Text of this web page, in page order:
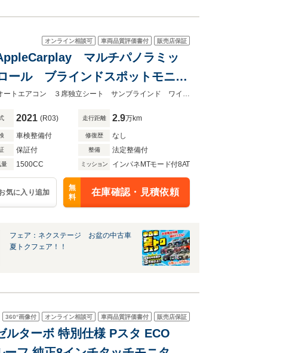
オンライン相談可 車両品質評価書付 販売店保証
マルチパノラミッ
ール ブラインドスポットモニタ
正16インチブラック塗装アルミ
★ネクステージ夏トクフェア開催！８月８～１６日まで★デュアルオートエアコン ３席独立シート サンブラインド ワイヤレスチャージング Ｂｌｕｅｔｏｏｔｈ
2021 (R03) 走行距離 2.9万km
車検整備付 修復歴 なし
保証付 整備 法定整備付
量 1500CC ミッション インパネMTモード付8AT
気に入り追加
無
料
在庫確認・見積依頼
フェア：ネクステージ お盆の中古車
夏トクフェア！！
360°画像付 オンライン相談可 車両品質評価書付 販売店保証
ルターボ 特別仕様 Pスタ ECO